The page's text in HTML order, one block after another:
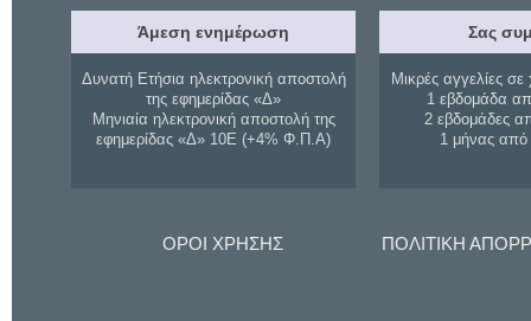
Άμεση ενημέρωση
Δυνατή Ετήσια ηλεκτρονική αποστολή
της εφημερίδας «Δ»
Μηνιαία ηλεκτρονική αποστολή της
εφημερίδας «Δ» 10Ε (+4% Φ.Π.Α)
Σας
Μικρές αγγελίες σε
1 εβδομάδα
2 εβδομάδες
1 μήνας
ΟΡΟΙ ΧΡΗΣΗΣ ΠΟΛΙΤΙΚΗ